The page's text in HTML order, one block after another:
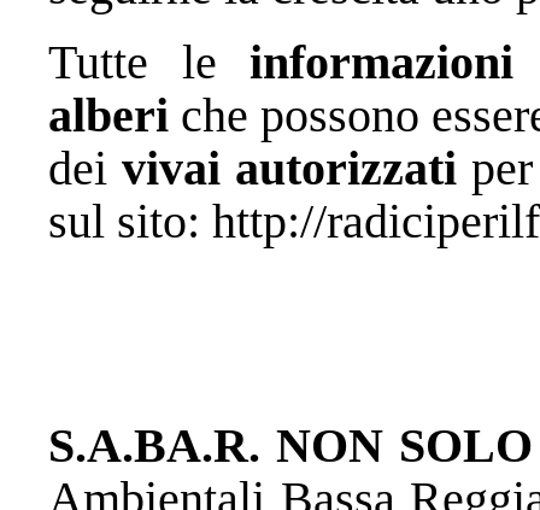
Tutte le informazioni
alberi che possono
dei vivai autorizzati
sul sito: http://
S.A.BA.R. NON
Ambientali Bassa